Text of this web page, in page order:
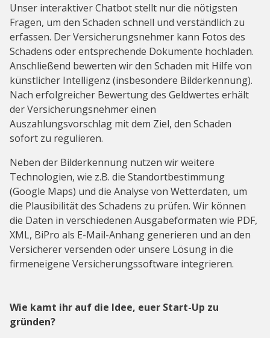
Unser interaktiver Chatbot stellt nur die nötigsten
Fragen, um den Schaden schnell und verständlich zu
erfassen. Der Versicherungsnehmer kann Fotos des
Schadens oder entsprechende Dokumente hochladen.
Anschließend bewerten wir den Schaden mit Hilfe von
künstlicher Intelligenz (insbesondere Bilderkennung).
Nach erfolgreicher Bewertung des Geldwertes erhält
der Versicherungsnehmer einen
Auszahlungsvorschlag mit dem Ziel, den Schaden
sofort zu regulieren.
Neben der Bilderkennung nutzen wir weitere
Technologien, wie z.B. die Standortbestimmung
(Google Maps) und die Analyse von Wetterdaten, um
die Plausibilität des Schadens zu prüfen. Wir können
die Daten in verschiedenen Ausgabeformaten wie PDF,
XML, BiPro als E-Mail-Anhang generieren und an den
Versicherer versenden oder unsere Lösung in die
firmeneigene Versicherungssoftware integrieren.
Wie kamt ihr auf die Idee, euer Start-Up zu
gründen?